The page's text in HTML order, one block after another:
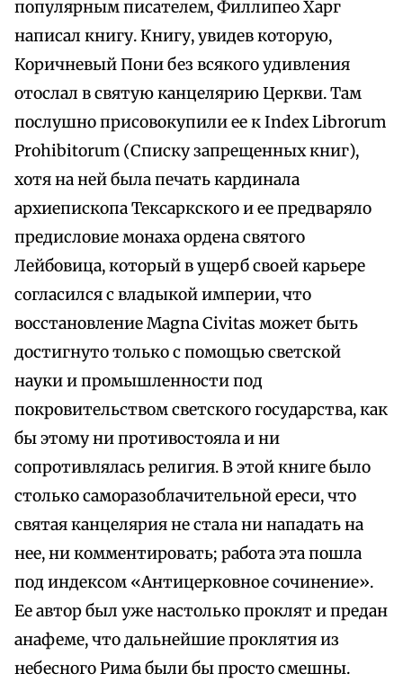
популярным писателем, Филлипео Харг
написал книгу. Книгу, увидев которую,
Коричневый Пони без всякого удивления
отослал в святую канцелярию Церкви. Там
послушно присовокупили ее к Index Librorum
Prohibitorum (Списку запрещенных книг),
хотя на ней была печать кардинала
архиепископа Тексаркского и ее предваряло
предисловие монаха ордена святого
Лейбовица, который в ущерб своей карьере
согласился с владыкой империи, что
восстановление Magna Civitas может быть
достигнуто только с помощью светской
науки и промышленности под
покровительством светского государства, как
бы этому ни противостояла и ни
сопротивлялась религия. В этой книге было
столько саморазоблачительной ереси, что
святая канцелярия не стала ни нападать на
нее, ни комментировать; работа эта пошла
под индексом «Антицерковное сочинение».
Ее автор был уже настолько проклят и предан
анафеме, что дальнейшие проклятия из
небесного Рима были бы просто смешны.